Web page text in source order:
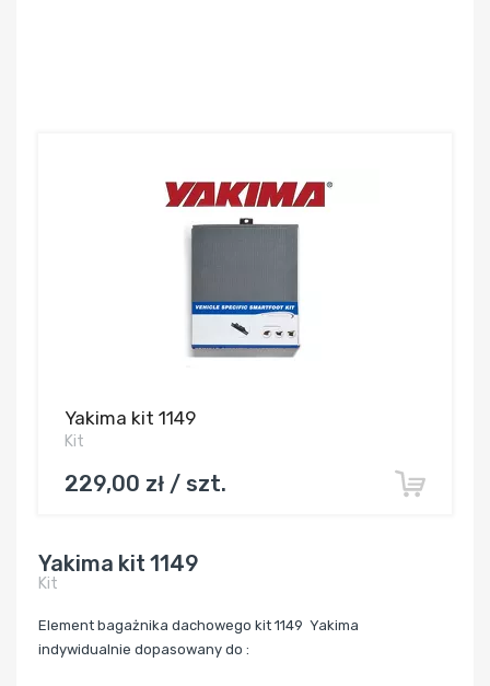
Yakima kit 1149
Kit
229,00 zł / szt.
Yakima kit 1149
Kit
Element bagażnika dachowego kit 1149 Yakima
indywidualnie dopasowany do :